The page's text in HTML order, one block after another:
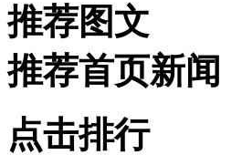
推荐图文
推荐首页新闻
点击排行